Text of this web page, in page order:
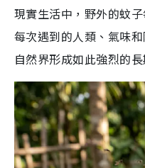
現實生活中，野外的蚊
每次遇到的人類、氣味
自然界形成如此強烈的長